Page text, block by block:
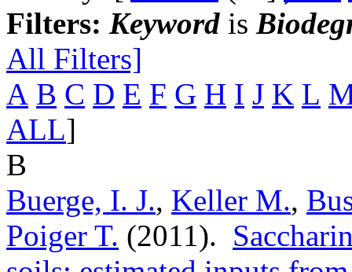
Filters: Keyword is
All Filters]
A B C D E F G H I J K L
ALL]
B
Buerge, I. J., Keller M.,
Poiger T. (2011).